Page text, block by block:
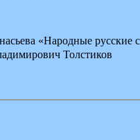
«Народные русские
Толстиков